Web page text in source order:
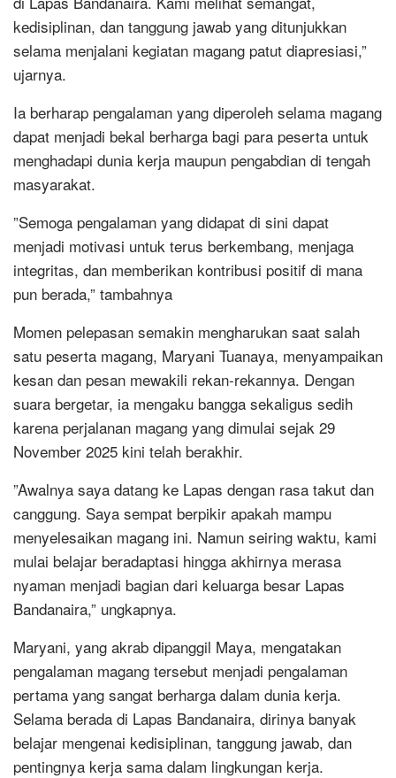
kedisiplinan, dan tanggung jawab yang ditunjukkan
selama menjalani kegiatan magang patut diapresiasi,”
ujarnya.
‎Ia berharap pengalaman yang diperoleh selama magang
dapat menjadi bekal berharga bagi para peserta untuk
menghadapi dunia kerja maupun pengabdian di tengah
masyarakat.
‎”Semoga pengalaman yang didapat di sini dapat
menjadi motivasi untuk terus berkembang, menjaga
integritas, dan memberikan kontribusi positif di mana
pun berada,” tambahnya
‎Momen pelepasan semakin mengharukan saat salah
satu peserta magang, Maryani Tuanaya, menyampaikan
kesan dan pesan mewakili rekan-rekannya. Dengan
suara bergetar, ia mengaku bangga sekaligus sedih
karena perjalanan magang yang dimulai sejak 29
November 2025 kini telah berakhir.
‎”Awalnya saya datang ke Lapas dengan rasa takut dan
canggung. Saya sempat berpikir apakah mampu
menyelesaikan magang ini. Namun seiring waktu, kami
mulai belajar beradaptasi hingga akhirnya merasa
nyaman menjadi bagian dari keluarga besar Lapas
Bandanaira,” ungkapnya.
‎Maryani, yang akrab dipanggil Maya, mengatakan
pengalaman magang tersebut menjadi pengalaman
pertama yang sangat berharga dalam dunia kerja.
Selama berada di Lapas Bandanaira, dirinya banyak
belajar mengenai kedisiplinan, tanggung jawab, dan
pentingnya kerja sama dalam lingkungan kerja.